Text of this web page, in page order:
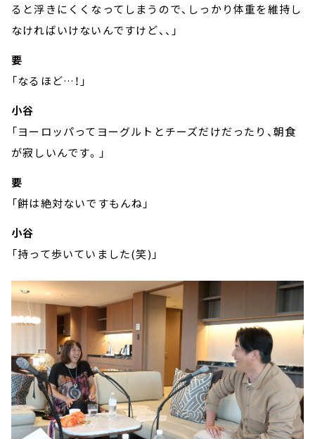
ると浮きにくくなってしまうので、しっかり体重を維持し
なければいけないんですけど、、」
要
「なるほど…！」
小谷
「ヨーロッパってヨーグルトとチーズだけだったり、朝食
が寂しいんです。」
要
「餅は絶対ないですもんね」
小谷
「持って歩いていました(笑)」